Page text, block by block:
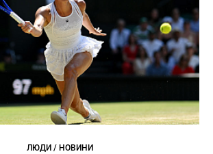
ЛЮДИ / НОВИНИ